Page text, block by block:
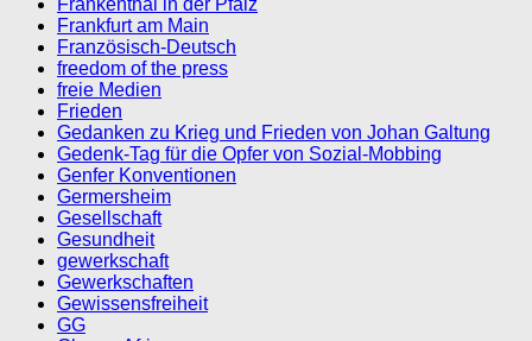
Frankfurt am Main
Französisch-Deutsch
freedom of the press
freie Medien
Frieden
Gedanken zu Krieg und Frieden von Johan Galtung
Gedenk-Tag für die Opfer von Sozial-Mobbing
Genfer Konventionen
Germersheim
Gesellschaft
Gesundheit
gewerkschaft
Gewerkschaften
Gewissensfreiheit
GG